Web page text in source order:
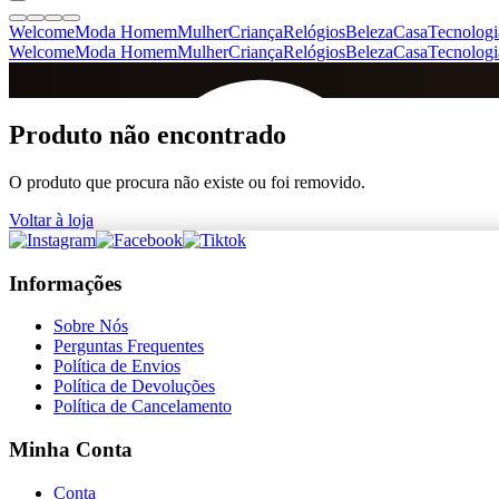
WelcomeModa HomemMulherCriançaRelógiosBelezaCasa
WelcomeModa HomemMulherCriançaRelógiosBelezaCasa
+de 36.000 reviews
Produto não encontrado
O produto que procura não existe ou foi removido.
Voltar à loja
Informações
Sobre Nós
Perguntas Frequentes
Política de Envios
Política de Devoluções
Política de Cancelamento
Minha Conta
Conta